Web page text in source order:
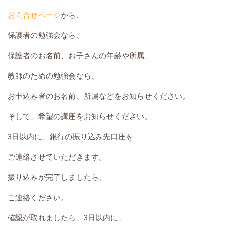
お問合せページから、
保護者の勉強会なら、
保護者のお名前、お子さんの年齢や所属、
教師のための勉強会なら、
お申込み者のお名前、所属などをお知らせください。
そして、希望の講座をお知らせください。
3日以内に、銀行の振り込み先口座を
ご連絡させていただきます。
振り込みが完了しましたら、
ご連絡ください。
確認が取れましたら、3日以内に、